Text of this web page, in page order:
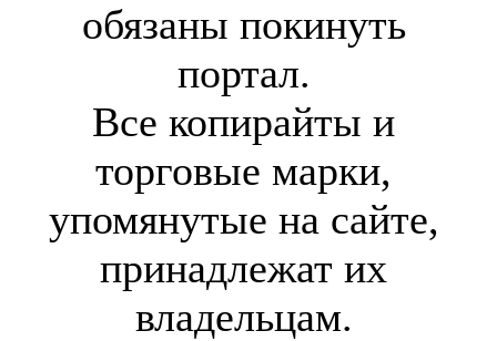
обязаны покинуть
портал.
Все копирайты и
торговые марки,
упомянутые на сайте,
принадлежат их
владельцам.